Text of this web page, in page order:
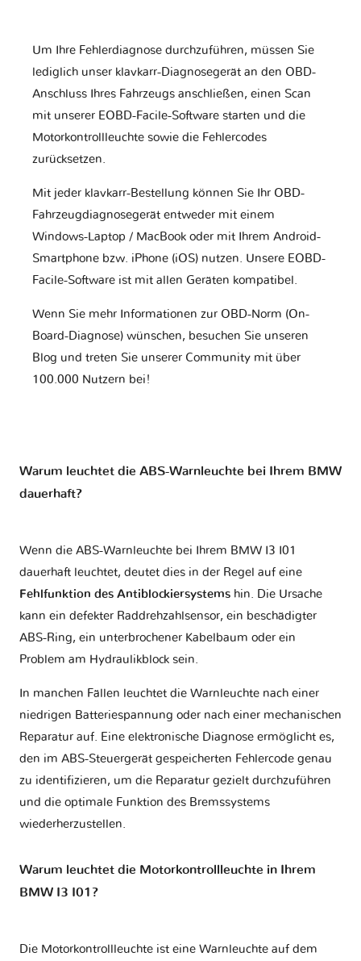
Um Ihre Fehlerdiagnose durchzuführen, müssen Sie
lediglich unser klavkarr-Diagnosegerät an den OBD-
Anschluss Ihres Fahrzeugs anschließen, einen Scan
mit unserer EOBD-Facile-Software starten und die
Motorkontrollleuchte sowie die Fehlercodes
zurücksetzen.
Mit jeder klavkarr-Bestellung können Sie Ihr OBD-
Fahrzeugdiagnosegerät entweder mit einem
Windows-Laptop / MacBook oder mit Ihrem Android-
Smartphone bzw. iPhone (iOS) nutzen. Unsere EOBD-
Facile-Software ist mit allen Geräten kompatibel.
Wenn Sie mehr Informationen zur OBD-Norm (On-
Board-Diagnose) wünschen, besuchen Sie unseren
Blog und treten Sie unserer Community mit über
100.000 Nutzern bei!
Warum leuchtet die ABS-Warnleuchte bei Ihrem BMW
dauerhaft?
Wenn die ABS-Warnleuchte bei Ihrem BMW I3 I01
dauerhaft leuchtet, deutet dies in der Regel auf eine
Fehlfunktion des Antiblockiersystems hin. Die Ursache
kann ein defekter Raddrehzahlsensor, ein beschädigter
ABS-Ring, ein unterbrochener Kabelbaum oder ein
Problem am Hydraulikblock sein.
In manchen Fällen leuchtet die Warnleuchte nach einer
niedrigen Batteriespannung oder nach einer mechanischen
Reparatur auf. Eine elektronische Diagnose ermöglicht es,
den im ABS-Steuergerät gespeicherten Fehlercode genau
zu identifizieren, um die Reparatur gezielt durchzuführen
und die optimale Funktion des Bremssystems
wiederherzustellen.
Warum leuchtet die Motorkontrollleuchte in Ihrem
BMW I3 I01?
Die Motorkontrollleuchte ist eine Warnleuchte auf dem